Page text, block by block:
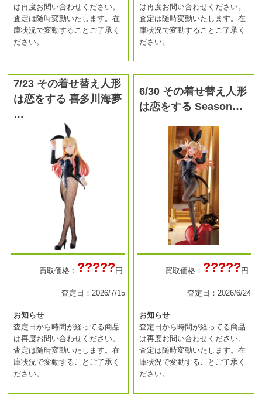
は再度お問い合わせください。
査定は随時変動いたします。在
庫状況で変動することご了承く
ださい。
は再度お問い合わせください。
査定は随時変動いたします。在
庫状況で変動することご了承く
ださい。
7/23 その着せ替え人形
は恋をする 喜多川海夢
…
買取価格： ?????円
査定日：2026/7/15
お知らせ
査定日から時間が経ってる商品
は再度お問い合わせください。
査定は随時変動いたします。在
庫状況で変動することご了承く
ださい。
6/30 その着せ替え人形
は恋をする Season…
買取価格： ?????円
査定日：2026/6/24
お知らせ
査定日から時間が経ってる商品
は再度お問い合わせください。
査定は随時変動いたします。在
庫状況で変動することご了承く
ださい。